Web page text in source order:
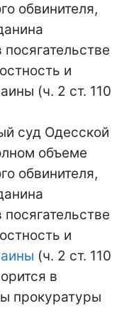
обвинителя,
и
(ч. 2 ст. 110
суд Одесской
объеме
обвинителя,
и
(ч. 2 ст. 110
в
прокуратуры